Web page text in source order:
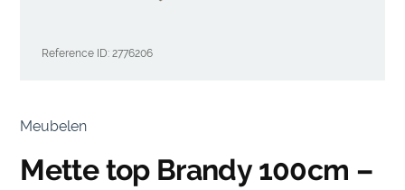
Reference ID: 2776206
Meubelen
Mette top Brandy 100cm –